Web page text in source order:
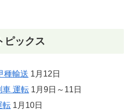
ピックス
種輸送 1月12日
車 運転 1月9日～11日
転 1月10日